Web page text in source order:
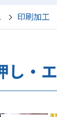
印刷加工
・